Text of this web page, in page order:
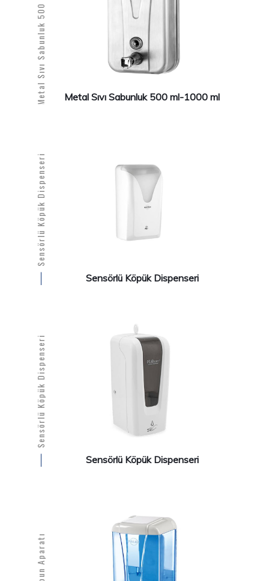
Metal Sıvı Sabunluk 500 ml-1000 ml
Sensörlü Köpük Dispenseri
Sensörlü Köpük Dispenseri
Sensörlü Köpük Dispenseri
Sensörlü Köpük Dispenseri